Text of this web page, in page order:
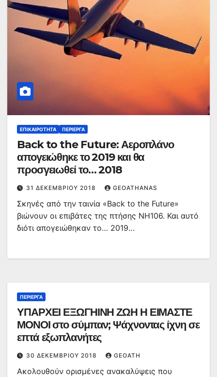
ΕΠΙΚΑΙΡΌΤΗΤΑ ΠΕΡΊΕΡΓΑ
Back to the Future: Αεροπλάνο
απογειώθηκε το 2019 και θα
προσγειωθεί το… 2018
31 ΔΕΚΕΜΒΡΊΟΥ 2018 GEOATHANAS
Σκηνές από την ταινία «Back to the Future»
βιώνουν οι επιβάτες της πτήσης NH106. Και αυτό
διότι απογειώθηκαν το… 2019…
ΠΕΡΊΕΡΓΑ
ΥΠΑΡΧΕΙ ΕΞΩΓΗΙΝΗ ΖΩΗ Η ΕΙΜΑΣΤΕ
ΜΟΝΟΙ στο σύμπαν; Ψάχνοντας ίχνη σε
επτά εξωπλανήτες
30 ΔΕΚΕΜΒΡΊΟΥ 2018 GEOATH
Ακολουθούν ορισμένες ανακαλύψεις που